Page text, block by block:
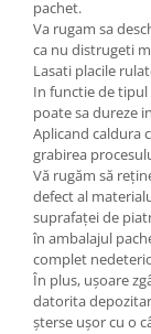
pachet.
Va rugam sa
ca nu distrugeti
Lasati placile
In functie de
poate sa dureze
Aplicand caldura
grabirea
Vă rugăm să
defect al
suprafaței de
în ambalajul
complet
În plus, ușoare
datorita
șterse ușor cu o